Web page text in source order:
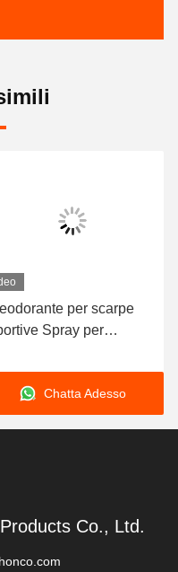
per scarpe
Spray per
Attività antibatterica
per eliminare gli
Chatta Adesso
Co., Ltd.